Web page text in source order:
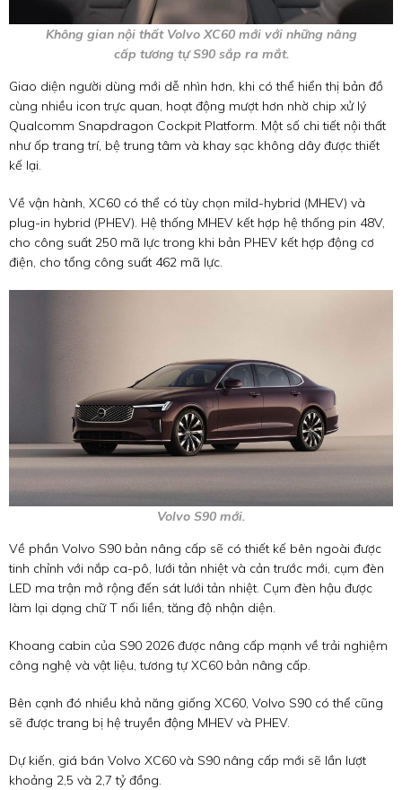
Không gian nội thất Volvo XC60 mới với những nâng
cấp tương tự S90 sắp ra mắt.
Giao diện người dùng mới dễ nhìn hơn, khi có thể hiển thị bản đồ
cùng nhiều icon trực quan, hoạt động mượt hơn nhờ chip xử lý
Qualcomm Snapdragon Cockpit Platform. Một số chi tiết nội thất
như ốp trang trí, bệ trung tâm và khay sạc không dây được thiết
kế lại.
Về vận hành, XC60 có thể có tùy chọn mild-hybrid (MHEV) và
plug-in hybrid (PHEV). Hệ thống MHEV kết hợp hệ thống pin 48V,
cho công suất 250 mã lực trong khi bản PHEV kết hợp động cơ
điện, cho tổng công suất 462 mã lực.
Volvo S90 mới.
Về phần Volvo S90 bản nâng cấp sẽ có thiết kế bên ngoài được
tinh chỉnh với nắp ca-pô, lưới tản nhiệt và cản trước mới, cụm đèn
LED ma trận mở rộng đến sát lưới tản nhiệt. Cụm đèn hậu được
làm lại dạng chữ T nối liền, tăng độ nhận diện.
Khoang cabin của S90 2026 được nâng cấp mạnh về trải nghiệm
công nghệ và vật liệu, tương tự XC60 bản nâng cấp.
Bên cạnh đó nhiều khả năng giống XC60, Volvo S90 có thể cũng
sẽ được trang bị hệ truyền động MHEV và PHEV.
Dự kiến, giá bán Volvo XC60 và S90 nâng cấp mới sẽ lần lượt
khoảng 2,5 và 2,7 tỷ đồng.